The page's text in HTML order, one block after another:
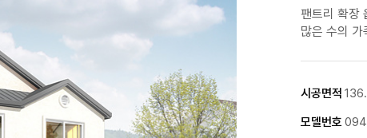
팬트리 확장
많은 수의
시공면적
모델번호